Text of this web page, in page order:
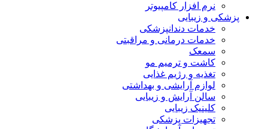
نرم افزار کامپیوتر
پزشکی و زیبایی
خدمات دندانپزشکی
خدمات درمانی و مراقبتی
سمعک
کاشت و ترمیم مو
تغذیه و رژیم غذایی
لوازم آرایشی و بهداشتی
سالن آرایش و زیبایی
کلینیک زیبایی
تجهیزات پزشکی